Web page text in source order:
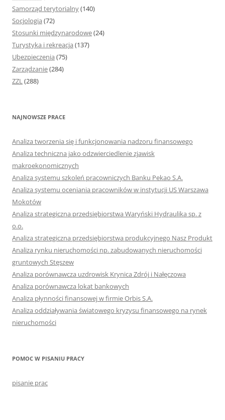
Samorząd terytorialny(140)
Socjologia (72)
Stosunki międzynarodowe(24)
Turystyka i rekreacja (137)
Ubezpieczenia (75)
Zarządzanie(284)
ZZL(288)
NAJNOWSZE PRACE
Analiza tworzenia się i funkcjonowania nadzoru finansowego
Analiza techniczna jako odzwierciedlenie zjawisk
makroekonomicznych
Analiza systemu szkoleń pracowniczych Banku Pekao S.A.
Analiza systemu oceniania pracowników w instytucji US Warszawa
Mokotów
Analiza strategiczna przedsiębiorstwa Waryński Hydraulika sp. z
o.o.
Analiza strategiczna przedsiębiorstwa produkcyjnego Nasz Produkt
Analiza rynku nieruchomości np. zabudowanych nieruchomości
gruntowych Stęszew
Analiza porównawcza uzdrowisk Krynica Zdrój i Nałęczowa
Analiza porównawcza lokat bankowych
Analiza płynności finansowej w firmie Orbis S.A.
Analiza oddziaływania światowego kryzysu finansowego na rynek
nieruchomości
POMOC W PISANIU PRACY
pisanie prac